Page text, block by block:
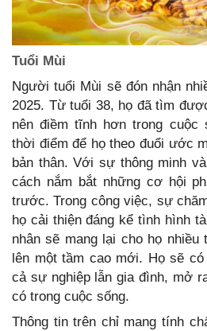
Tuổi Mùi
Người tuổi Mùi sẽ đón nhận
2025. Từ tuổi 38, họ đã tìm
nên điềm tĩnh hơn trong cuộc
thời điểm để họ theo đuổi ước
bản thân. Với sự thông minh
cách nắm bắt những cơ hội
trước. Trong công việc, sự
họ cải thiện đáng kể tình hình
nhân sẽ mang lại cho họ
lên một tầm cao mới. Họ sẽ
cả sự nghiệp lẫn gia đình, mở
có trong cuộc sống.
Thông tin trên chỉ mang tính